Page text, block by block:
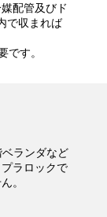
配管及びド
で収まれば
す。
ランダなど
ラロックで
。